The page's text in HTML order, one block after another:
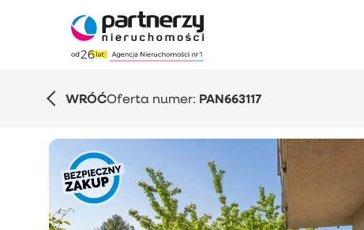
WRÓĆOferta numer: PAN663117